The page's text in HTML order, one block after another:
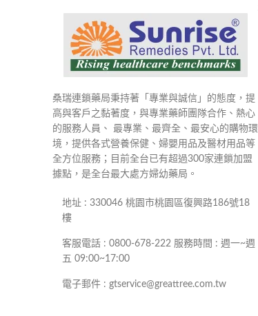
桑瑞連鎖藥局秉持著「專業與誠信」的態度，提
高與客戶之黏著度，與專業藥師團隊合作、熱心
的服務人員、 最專業、最齊全、最安心的購物環
境，提供各式營養保健、婦嬰用品及醫材用品等
全方位服務；目前全台已有超過300家連鎖加盟
據點，是全台最大處方婦幼藥局。
地址 : 330046 桃園市桃園區復興路186號18
樓
客服電話 : 0800-678-222 服務時間 : 週一~週
五 09:00~17:00
電子郵件 : gtservice@greattree.com.tw